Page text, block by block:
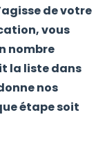
de votre
vous
nombre
la liste dans
nos
étape soit